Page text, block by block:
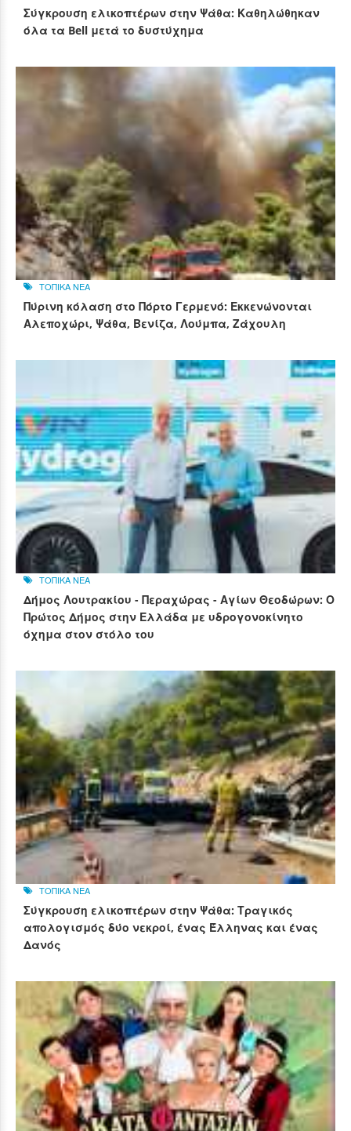
Σύγκρουση ελικοπτέρων στην Ψάθα: Καθηλώθηκαν
όλα τα Bell μετά το δυστύχημα
ΤΟΠΙΚΑ ΝΕΑ
Πύρινη κόλαση στο Πόρτο Γερμενό: Εκκενώνονται
Αλεποχώρι, Ψάθα, Βενίζα, Λούμπα, Ζάχουλη
ΤΟΠΙΚΑ ΝΕΑ
Δήμος Λουτρακίου - Περαχώρας - Αγίων Θεοδώρων: Ο
Πρώτος Δήμος στην Ελλάδα με υδρογονοκίνητο
όχημα στον στόλο του
ΤΟΠΙΚΑ ΝΕΑ
Σύγκρουση ελικοπτέρων στην Ψάθα: Τραγικός
απολογισμός δύο νεκροί, ένας Έλληνας και ένας
Δανός